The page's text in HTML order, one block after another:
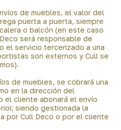
de muebles, el valor del
puerta a puerta, siempre
o balcón (en este caso
será responsable de
el servicio tercerizado a una
son externos y Cull se
de muebles, se cobrará una
en la dirección del
el cliente abonará el envío
siendo gestionada la
por Cull Deco o por el cliente